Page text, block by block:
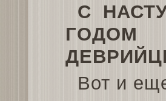
С
Вот и